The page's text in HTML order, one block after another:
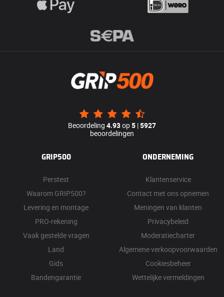
Beoordeling 4.93op5 |5927
beoordelingen
GRIP500
Perstest
Waarom GRIP500?
Levering en montage
PRO-rekening
Vaak gestelde vragen
Land
Gids
Bandengarantie
ONDERNEMING
Klantenservice
Contact met ons opnemen
Meningen van klanten
Privacybeleid
Moderatiecharter
Algemene verkoopvoorwaarden
Cookiesbeheer
Wettelijke vermeldingen